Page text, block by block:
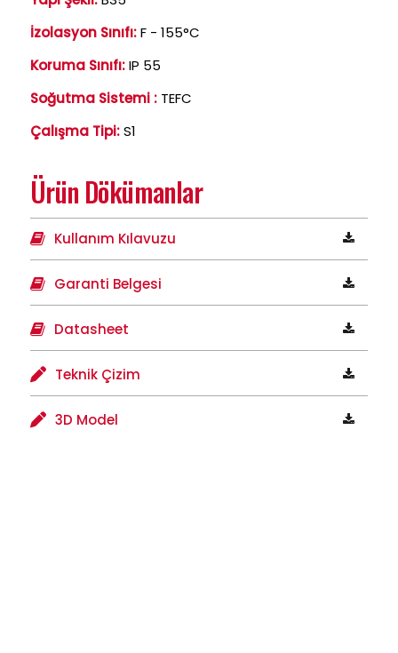
İzolasyon Sınıfı:F - 155°C
Koruma Sınıfı:IP 55
Soğutma Sistemi : TEFC
Çalışma Tipi:S1
Ürün Dökümanlar
Kullanım Kılavuzu
Garanti Belgesi
Datasheet
Teknik Çizim
3D Model